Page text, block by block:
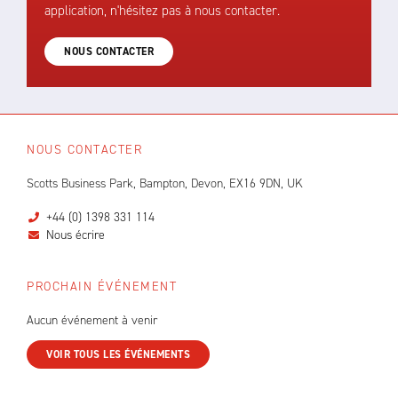
application, n'hésitez pas à nous contacter.
NOUS CONTACTER
NOUS CONTACTER
Scotts Business Park, Bampton, Devon, EX16 9DN, UK
+44 (0) 1398 331 114
Nous écrire
PROCHAIN ÉVÉNEMENT
Aucun événement à venir
VOIR TOUS LES ÉVÉNEMENTS